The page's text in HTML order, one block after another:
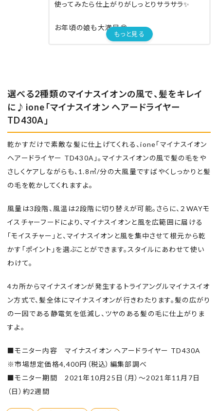
使ってみたら仕上がりがしっとりサラサラ✨
お年頃の娘も大満足😍
大きな音を嫌がり
私がいちばん感動したのは
コンセントの差し込み口にカバーが付いていて
今まで
抜きにくさを感じてはいましたが
小さなストレスフリーに感激✨
もっと見る
選べる2種類のマイナスイオンの風で、髪をキレイ
に♪ione「マイナスイオン ヘアードライヤー
TD430A」
乾かすだけで素敵な髪に仕上げてくれる、ione「マイナスイオン
ヘアードライヤー TD430A」。マイナスイオンの風で髪の毛をや
さしくケアしながらも、1.8㎥/分の大風量ですばやくしっかりと髪
の毛を乾かしてくれますよ。
風量は3段階、風温は2段階に切り替えが可能。さらに、２ WAYモ
イスチャーフードにより、マイナスイオンと風を広範囲に届ける
「モイスチャー」と、 マイナスイオンと風を集中させて根元から乾
かす「ポイント」 を選ぶことができます。スタイルにあわせて使い
わけて。
4カ所からマイナスイオンが発生するトライアングルマイナスイオ
ン方式で、髪全体にマイナスイオンが行きわたります。髪の広がり
の一因である静電気を低減し、 ツヤのある髪の毛に仕上がりま
すよ。
■モニター内容 マイナスイオン ヘアードライヤー TD430A
※市場想定価格4,400円（税込）編集部調べ
■モニター期間 2021年10月25日（月）～2021年11月7日
（日）約2週間